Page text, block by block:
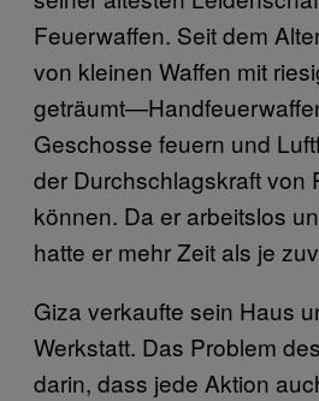
Feuerwaffen. Seit dem
von kleinen Waffen mit
Geschosse feuern und
der Durchschlagskraft von
können. Da er arbeitslos
hatte er mehr Zeit als je
Giza verkaufte sein Haus
Werkstatt. Das Problem
darin, dass jede Aktion